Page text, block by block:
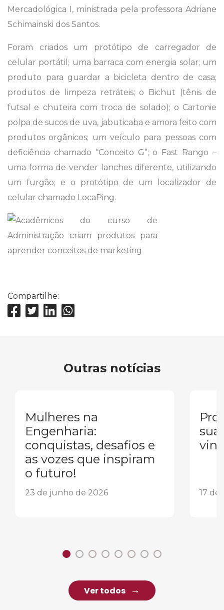
Mercadológica I, ministrada pela professora Adriane
Schimainski dos Santos.
Foram criados um protótipo de carregador de
celular portátil; uma barraca com energia solar; um
produto para guardar a bicicleta dentro de casa;
produtos de limpeza retráteis; o Bichut (tênis de
futsal e chuteira com troca de solado); o Cartonie
polpa de sucos de uva, jabuticaba e amora feito com
produtos orgânicos; um veículo para pessoas com
deficiência chamado “Conceito G”; o Fast Rango –
uma forma de vender lanches diferente, utilizando
um furgão; e o protótipo de um localizador de
celular chamado LocaPing.
Compartilhe:
Outras notícias
Mulheres na
Engenharia:
conquistas, desafios e
as vozes que inspiram
o futuro!
23 de junho de 2026
sua
17 de
Ver todos